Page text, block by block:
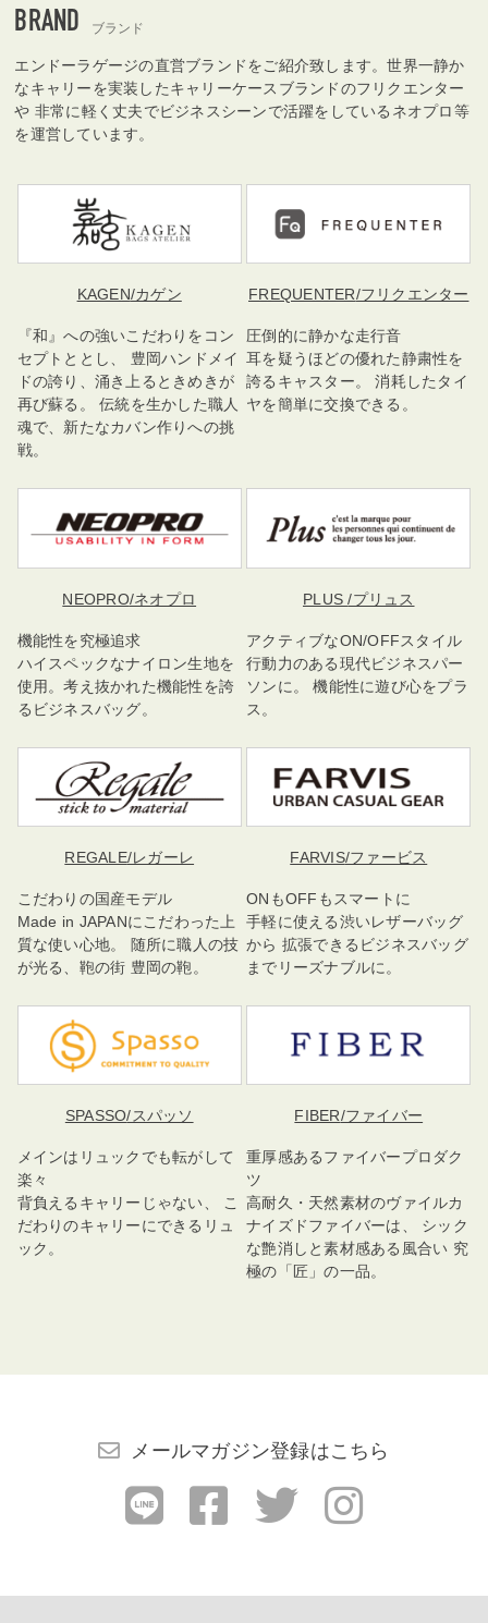
BRAND ブランド
エンドーラゲージの直営ブランドをご紹介致します。世界一静か
なキャリーを実装したキャリーケースブランドのフリクエンター
や 非常に軽く丈夫でビジネスシーンで活躍をしているネオプロ等
を運営しています。
KAGEN/カゲン
『和』への強いこだわりをコン
セプトととし、 豊岡ハンドメイ
ドの誇り、涌き上るときめきが
再び蘇る。 伝統を生かした職人
魂で、新たなカバン作りへの挑
戦。
FREQUENTER/フリクエンター
圧倒的に静かな走行音
耳を疑うほどの優れた静粛性を
誇るキャスター。 消耗したタイ
ヤを簡単に交換できる。
NEOPRO/ネオプロ
機能性を究極追求
ハイスペックなナイロン生地を
使用。考え抜かれた機能性を誇
るビジネスバッグ。
PLUS/プリュス
アクティブなON/OFFスタイル
行動力のある現代ビジネスパー
ソンに。 機能性に遊び心をプラ
ス。
REGALE/レガーレ
こだわりの国産モデル
Made in JAPANにこだわった上
質な使い心地。 随所に職人の技
が光る、鞄の街 豊岡の鞄。
FARVIS/ファービス
ONもOFFもスマートに
手軽に使える渋いレザーバッグ
から 拡張できるビジネスバッグ
までリーズナブルに。
SPASSO/スパッソ
メインはリュックでも転がして
楽々
背負えるキャリーじゃない、 こ
だわりのキャリーにできるリュ
ック。
FIBER/ファイバー
重厚感あるファイバープロダク
ツ
高耐久・天然素材のヴァイルカ
ナイズドファイバーは、 シック
な艶消しと素材感ある風合い 究
極の「匠」の一品。
メールマガジン登録はこちら